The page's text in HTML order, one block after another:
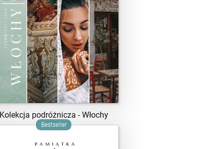
Kolekcja podróżnicza - Włochy
ZOBACZ SZABLON
Bestseller